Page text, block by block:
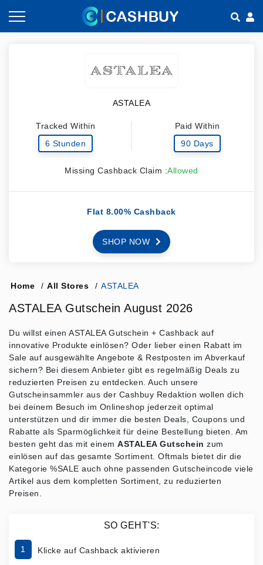
ASTALEA
Tracked Within
6 Stunden
Paid Within
90 Days
Missing Cashback Claim :Allowed
Flat 8.00% Cashback
SHOP NOW
Home / All Stores / ASTALEA
ASTALEA Gutschein August 2026
Du willst einen ASTALEA Gutschein + Cashback auf
innovative Produkte einlösen? Oder lieber einen Rabatt im
Sale auf ausgewählte Angebote & Restposten im Abverkauf
sichern? Bei diesem Anbieter gibt es regelmäßig Deals zu
reduzierten Preisen zu entdecken. Auch unsere
Gutscheinsammler aus der Cashbuy Redaktion wollen dich
bei deinem Besuch im Onlineshop jederzeit optimal
unterstützen und dir immer die besten Deals, Coupons und
Rabatte als Sparmöglichkeit für deine Bestellung bieten. Am
besten geht das mit einem ASTALEA Gutschein zum
einlösen auf das gesamte Sortiment. Oftmals bietet dir die
Kategorie %SALE auch ohne passenden Gutscheincode viele
Artikel aus dem kompletten Sortiment, zu reduzierten
Preisen.
SO GEHT'S:
1 Klicke auf Cashback aktivieren
Shops nach Kategorien
Empfehlen & Verdienen
Häufig gestellte Fragen